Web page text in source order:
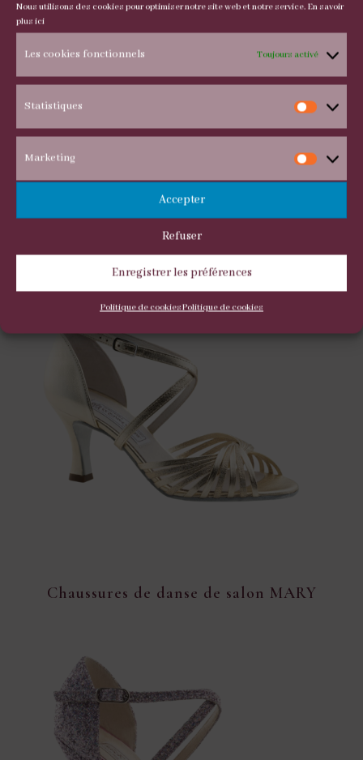
Nous utilisons des cookies pour optimiser notre site web et notre service. En savoir
plus ici
Les cookies fonctionnels Toujours activé
Statistiques
Marketing
Accepter
Refuser
Enregistrer les préférences
Politique de cookiesPolitique de cookies
TOUTES NOS
CHAUSSURES DE DANSE
DE SALON :
Chaussures de danse de salon MARY